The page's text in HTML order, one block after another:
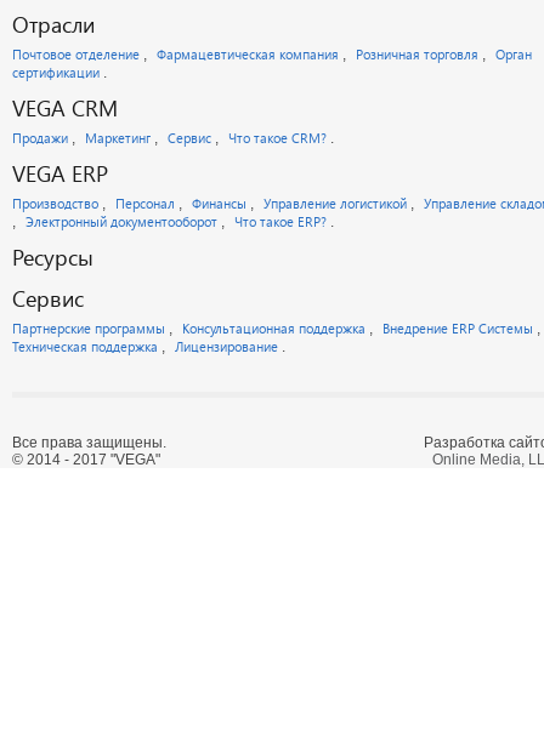
Отрасли
Почтовое отделение Фармацевтическая компания Розничная торговля
Орган
сертификации
VEGA CRM
Продажи Маркетинг Сервис Что такое CRM?
VEGA ERP
Производство Персонал Финансы Управление логистикой
Управление
Электронный документооборот
Что такое ERP?
Ресурсы
Сервис
Партнерские программы Консультационная поддержка
Внедрение ERP Системы
Техническая поддержка
Лицензирование
Все права защищены.
© 2014 - 2017 "VEGA"
Разработка
Online Media,